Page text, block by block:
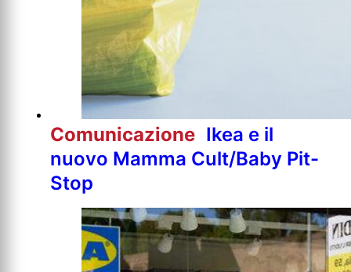
Comunicazione Ikea e il
nuovo Mamma Cult/Baby Pit-
Stop